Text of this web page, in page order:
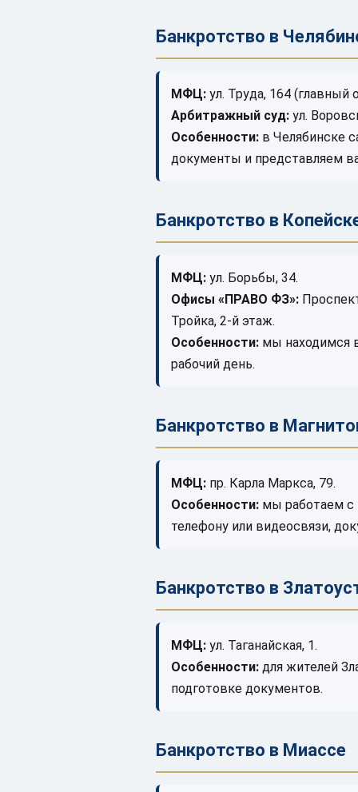
Банкротство в
МФЦ: ул. Труда, 164 (главный
Арбитражный суд: ул.
Особенности: в Челябинске
документы и представляем
Банкротство в
МФЦ: ул. Борьбы, 34.
Офисы «ПРАВО ФЗ»:
Тройка, 2-й этаж.
Особенности: мы находимся
рабочий день.
Банкротство в
МФЦ: пр. Карла Маркса, 79.
Особенности: мы работаем с
телефону или видеосвязи,
Банкротство в
МФЦ: ул. Таганайская, 1.
Особенности: для жителей
подготовке документов.
Банкротство в Миассе